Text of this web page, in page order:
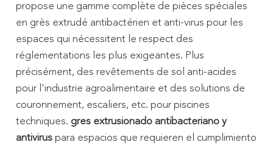
propose une gamme complète de pièces spéciales
en grès extrudé antibactérien et anti-virus pour les
espaces qui nécessitent le respect des
réglementations les plus exigeantes. Plus
précisément, des revêtements de sol anti-acides
pour l'industrie agroalimentaire et des solutions de
couronnement, escaliers, etc. pour piscines
techniques. gres extrusionado antibacteriano y
antiviruspara espacios que requieren el cumplimiento